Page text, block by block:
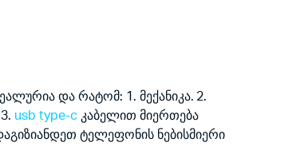
და რატომ: 1. მექანიკა. 2.
usb type-c კაბელით მიერთება
ტელეფონის ნებისმიერი